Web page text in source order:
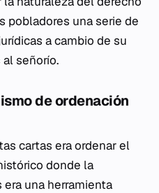
pobladores una serie de
a cambio de su
señorío.
de ordenación
cartas era ordenar el
donde la
una herramienta